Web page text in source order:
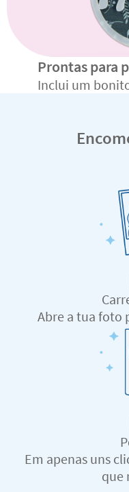
Prontas para
Inclui um
Abre a tua foto
Em apenas uns
que